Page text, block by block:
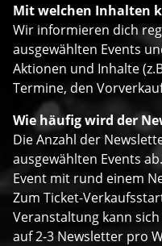
Mit welchen Inhalten
Wir informieren dich
ausgewählten Events
Aktionen und Inhalte
Termine, den
Wie häufig wird der
Die Anzahl der
ausgewählten Events
Event mit rund einem
Zum Ticket-
Veranstaltung kann
auf 2-3 Newsletter pro